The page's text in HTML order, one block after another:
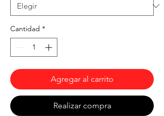
Cantidad *
Agregar al carrito
Realizar compra